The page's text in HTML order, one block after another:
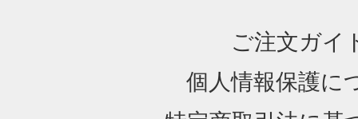
ご注文ガイ
個人情報保護に